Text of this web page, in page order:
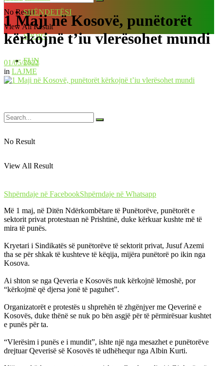
No Result
View All Result
SHËNDETËSI
SPORT
FUN
No Result
View All Result
1 Maji në Kosovë, punëtorët
kërkojnë t’iu vlerësohet mundi
01/05/2022
in LAJME
Shpërndaje në FacebookShpërndaje në Whatsapp
Më 1 maj, në Ditën Ndërkombëtare të Punëtorëve, punëtorët e
sektorit privat protestuan në Prishtinë, duke kërkuar kushte më të
mira të punës.
Kryetari i Sindikatës së punëtorëve të sektorit privat, Jusuf Azemi
tha se për shkak të kushteve të këqija, mijëra punëtorë po ikin nga
Kosova.
Ai shton se nga Qeveria e Kosovës nuk kërkojnë lëmoshë, por
“kërkojmë që djersa jonë të paguhet”.
Organizatorët e protestës u shprehën të zhgënjyer me Qeverinë e
Kosovës, duke thënë se nuk po bën asgjë për të përmirësuar kushtet
e punës për ta.
“Vlerësim i punës e i mundit”, ishte një nga mesazhet e punëtorëve
drejtuar Qeverisë së Kosovës të udhëhequr nga Albin Kurti.